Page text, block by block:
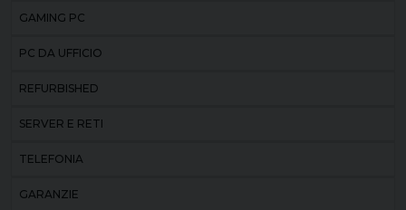
GAMING PC
PC DA UFFICIO
REFURBISHED
SERVER E RETI
TELEFONIA
GARANZIE